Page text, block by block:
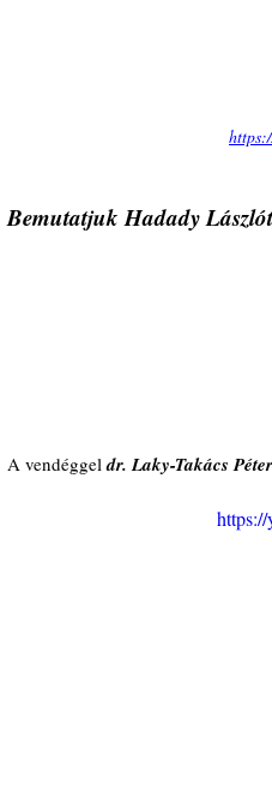
Bemutatjuk Hadady
A vendéggel dr. Laky-Takács Péter